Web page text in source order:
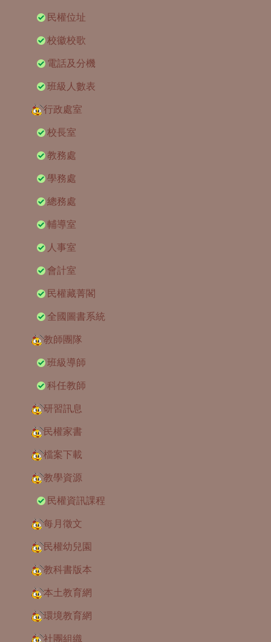
民權位址
校徽校歌
電話及分機
班級人數表
行政處室
校長室
教務處
學務處
總務處
輔導室
人事室
會計室
民權藏菁閣
全國圖書系統
教師團隊
班級導師
科任教師
研習訊息
民權家書
檔案下載
教學資源
民權資訊課程
每月徵文
民權幼兒園
教科書版本
本土教育網
環境教育網
社團組織